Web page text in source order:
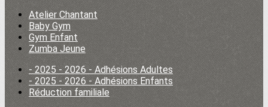
Atelier Chantant
Baby Gym
Gym Enfant
Zumba Jeune
- 2025 - 2026 - Adhésions Adultes
- 2025 - 2026 - Adhésions Enfants
Réduction familiale